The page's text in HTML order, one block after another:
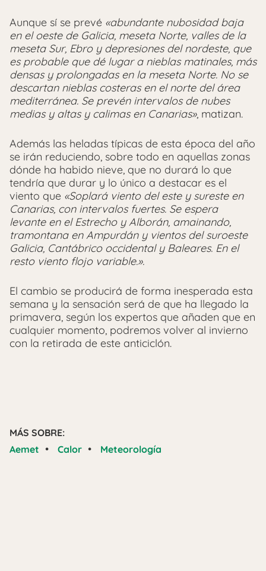
Aunque sí se prevé «abundante nubosidad baja
en el oeste de Galicia, meseta Norte, valles de la
meseta Sur, Ebro y depresiones del nordeste, que
es probable que dé lugar a nieblas matinales, más
densas y prolongadas en la meseta Norte. No se
descartan nieblas costeras en el norte del área
mediterránea. Se prevén intervalos de nubes
medias y altas y calimas en Canarias», matizan.
Además las heladas típicas de esta época del año
se irán reduciendo, sobre todo en aquellas zonas
dónde ha habido nieve, que no durará lo que
tendría que durar y lo único a destacar es el
viento que «Soplará viento del este y sureste en
Canarias, con intervalos fuertes. Se espera
levante en el Estrecho y Alborán, amainando,
tramontana en Ampurdán y vientos del suroeste
Galicia, Cantábrico occidental y Baleares. En el
resto viento flojo variable.».
El cambio se producirá de forma inesperada esta
semana y la sensación será de que ha llegado la
primavera, según los expertos que añaden que en
cualquier momento, podremos volver al invierno
con la retirada de este anticiclón.
MÁS SOBRE:
Aemet • Calor • Meteorología